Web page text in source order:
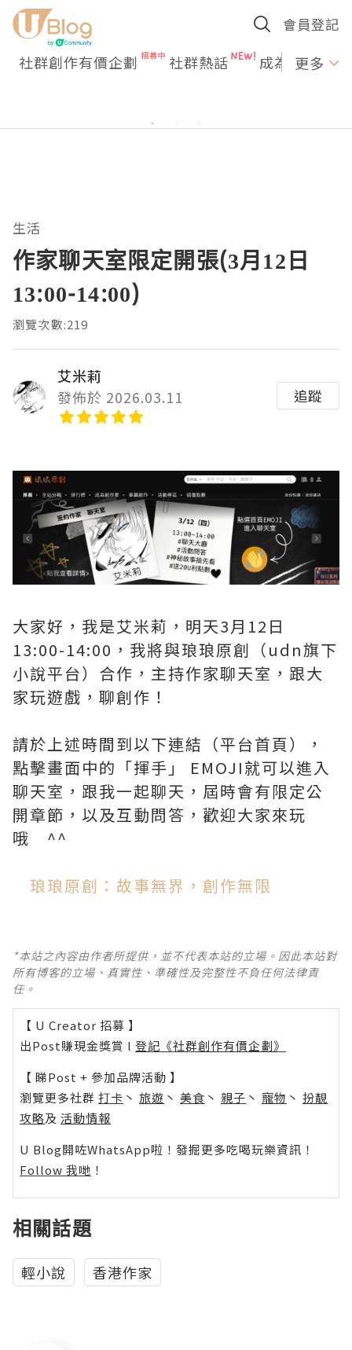
會員登記
社群創作有價企劃 社群熱話 成為U更多
生活
作家聊天室限定開張(3月12日
13:00-14:00)
瀏覽次數:219
艾米莉
發佈於 2026.03.11
追蹤
大家好，我是艾米莉，明天3月12日
13:00-14:00，我將與琅琅原創（udn旗下
小說平台）合作，主持作家聊天室，跟大
家玩遊戲，聊創作！
請於上述時間到以下連結（平台首頁），
點擊畫面中的「揮手」 EMOJI就可以進入
聊天室，跟我一起聊天，屆時會有限定公
開章節，以及互動問答，歡迎大家來玩
哦 ^^
琅琅原創：故事無界，創作無限
*本站之內容由作者所提供，並不代表本站的立場。因此本站對
所有博客的立場、真實性、準確性及完整性不負任何法律責
任。
【 U Creator 招募 】
出Post賺現金獎賞 l 登記《社群創作有價企劃》
【 睇Post + 參加品牌活動 】
瀏覽更多社群 打卡 丶 旅遊 丶 美食 丶 親子 丶 寵物 丶 扮靚
攻略及 活動情報
U Blog開咗WhatsApp啦！發掘更多吃喝玩樂資訊！
Follow 我哋 ！
相關話題
輕小說 香港作家